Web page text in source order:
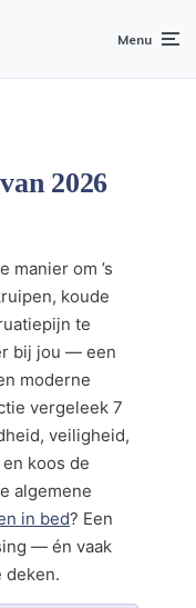
Menu
2026
manier om ’s
koude
te
bij jou — een
moderne
vergeleek 7
veiligheid,
koos de
algemene
in bed? Een
— én vaak
deken.